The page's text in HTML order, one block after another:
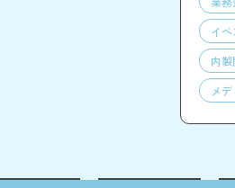
イ
内製
メ